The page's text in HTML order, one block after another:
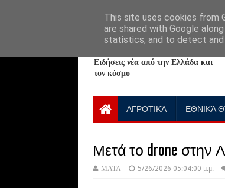
NewPlanet09
Ειδήσεις νέα από την Ελλάδα και
τον κόσμο
ΑΓΡΟΤΙΚΆ ΕΘΝΙΚΆ
Μετά το drone στην
ΜΑΤΑ 5/26/2026 05:04:00 μ.μ.
This site uses cookies from
are shared with Google
statistics, and to detect and